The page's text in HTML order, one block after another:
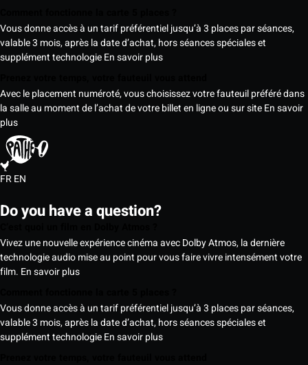
Vous donne accès à un tarif préférentiel jusqu’à 3 places par séances,
valable 3 mois, après la date d’achat, hors séances spéciales et
supplément technologieEn savoir plus
Avec le placement numéroté, vous choisissez votre fauteuil préféré dans
la salle au moment de l’achat de votre billet en ligne ou sur siteEn savoir
plus
FREN
Do you have a question?
Vivez une nouvelle expérience cinéma avec Dolby Atmos, la dernière
technologie audio mise au point pour vous faire vivre intensément votre
film. En savoir plus
Vous donne accès à un tarif préférentiel jusqu’à 3 places par séances,
valable 3 mois, après la date d’achat, hors séances spéciales et
supplément technologieEn savoir plus